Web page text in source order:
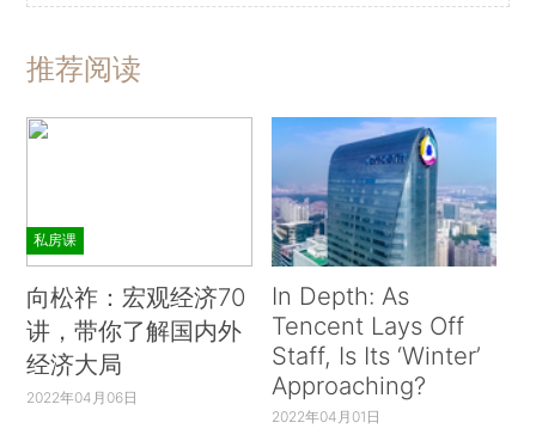
推荐阅读
私房课
向松祚：宏观经济70
讲，带你了解国内外
经济大局
2022年04月06日
In Depth: As
Tencent Lays Off
Staff, Is Its ‘Winter’
Approaching?
2022年04月01日